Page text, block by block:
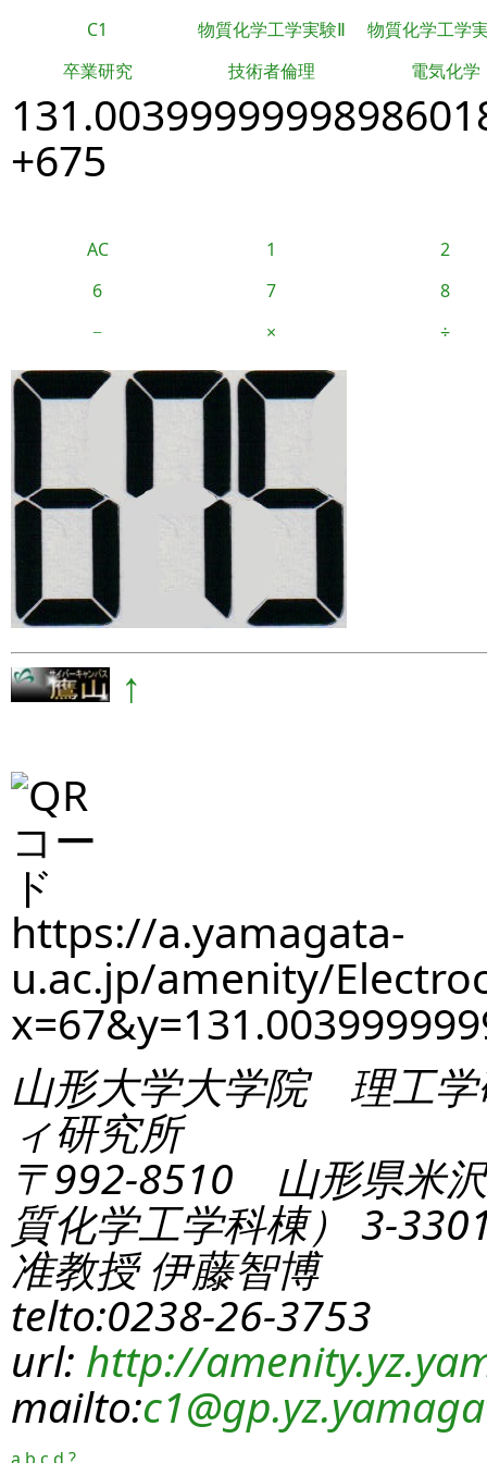
C1 物質化学工学実験Ⅱ
物質化学工学
卒業研究
技術者倫理 電気化学
+675
AC 1
2
6
7
8
−
× ÷
↑
https://a.yamagata-
u.ac.jp/amenity/
山形大学大学院 理工学
ィ研究所
〒992-8510 山形県米
質化学工学科棟） 3-
准教授 伊藤智博
telto:0238-26-3753
url: http://
mailto:c1